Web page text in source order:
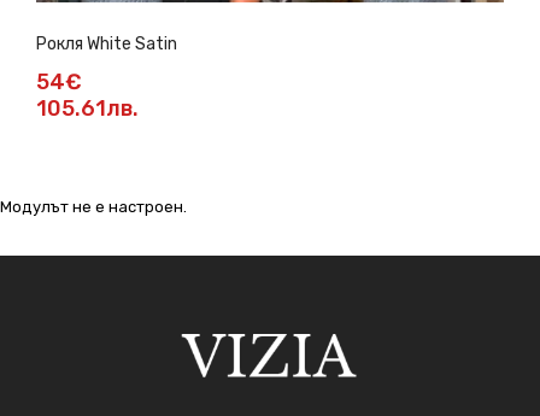
Рокля White Satin
54€
105.61лв.
Модулът не е настроен.